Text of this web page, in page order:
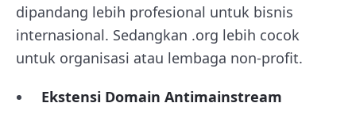
dipandang lebih profesional untuk bisnis
internasional. Sedangkan .org lebih cocok
untuk organisasi atau lembaga non-profit.
Ekstensi Domain Antimainstream